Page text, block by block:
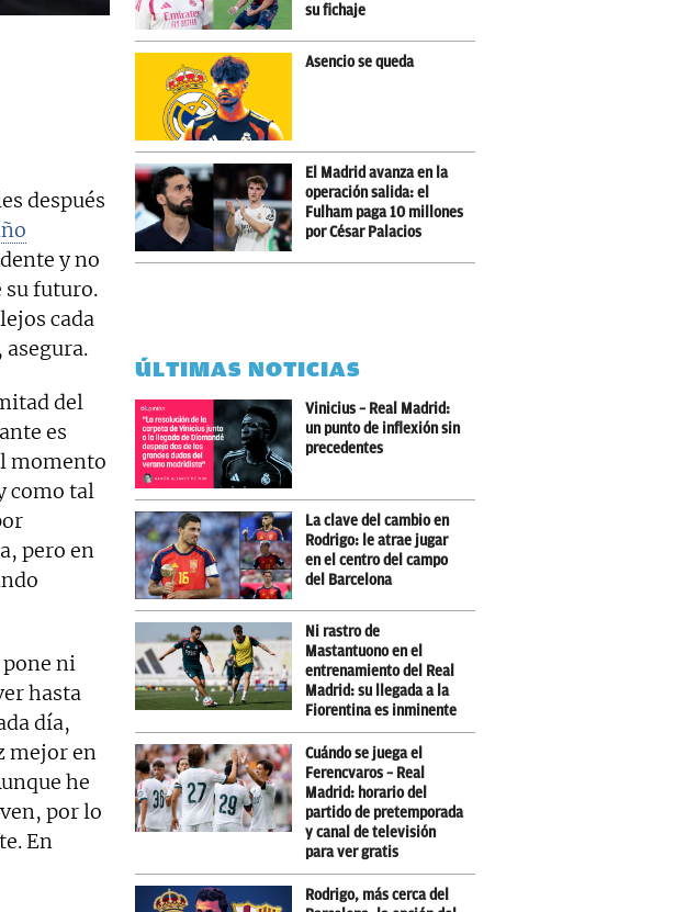
después
y no
su futuro.
cada
del
es
momento
como tal
pero en
pone ni
hasta
día,
mejor en
he
por lo
En
su fichaje
Asencio se queda
El Madrid avanza en la
operación salida: el
Fulham paga 10 millones
por César Palacios
ÚLTIMAS NOTICIAS
Vinicius – Real Madrid:
un punto de inflexión sin
precedentes
La clave del cambio en
Rodrigo: le atrae jugar
en el centro del campo
del Barcelona
Ni rastro de
Mastantuono en el
entrenamiento del Real
Madrid: su llegada a la
Fiorentina es inminente
Cuándo se juega el
Ferencvaros – Real
Madrid: horario del
partido de pretemporada
y canal de televisión
para ver gratis
Rodrigo, más cerca del